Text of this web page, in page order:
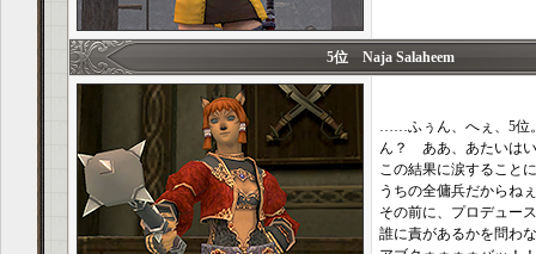
5位 Naja Salaheem
……ふぅん、へぇ、5位
ん？ ああ、あたいは
この結果に涙すること
うちの全傭兵だからね
その前に、プロデュー
誰に責があるかを問わ